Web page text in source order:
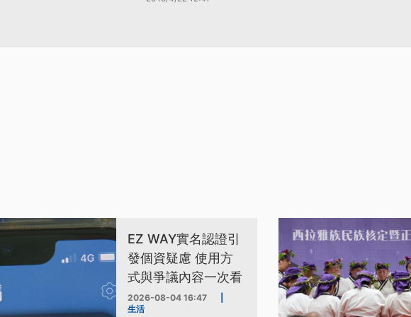
EZ WAY實名認證引
發個資疑慮 使用方
式與爭議內容一次看
2026-08-04 16:47
生活